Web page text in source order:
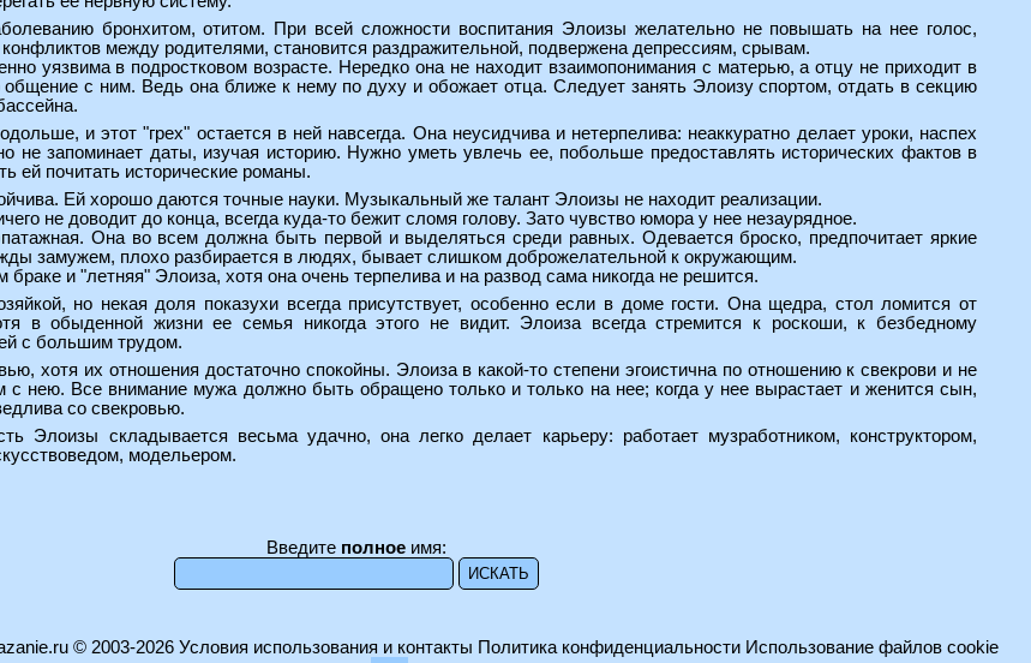
бронхитом, отитом. При всей сложности воспитания Элоизы желательно не повышать на нее голос,
между родителями, становится раздражительной, подвержена депрессиям, срывам.
уязвима в подростковом возрасте. Нередко она не находит взаимопонимания с матерью, а отцу не приходит в
общение с ним. Ведь она ближе к нему по духу и обожает отца. Следует занять Элоизу спортом, отдать в секцию
и этот "грех" остается в ней навсегда. Она неусидчива и нетерпелива: неаккуратно делает уроки, наспех
не запоминает даты, изучая историю. Нужно уметь увлечь ее, побольше предоставлять исторических фактов в
ей почитать исторические романы.
Ей хорошо даются точные науки. Музыкальный же талант Элоизы не находит реализации.
не доводит до конца, всегда куда-то бежит сломя голову. Зато чувство юмора у нее незаурядное.
Она во всем должна быть первой и выделяться среди равных. Одевается броско, предпочитает яркие
замужем, плохо разбирается в людях, бывает слишком доброжелательной к окружающим.
и "летняя" Элоиза, хотя она очень терпелива и на развод сама никогда не решится.
но некая доля показухи всегда присутствует, особенно если в доме гости. Она щедра, стол ломится от
в обыденной жизни ее семья никогда этого не видит. Элоиза всегда стремится к роскоши, к безбедному
с большим трудом.
хотя их отношения достаточно спокойны. Элоиза в какой-то степени эгоистична по отношению к свекрови и не
с нею. Все внимание мужа должно быть обращено только и только на нее; когда у нее вырастает и женится сын,
со свекровью.
Элоизы складывается весьма удачно, она легко делает карьеру: работает музработником, конструктором,
модельером.
Введите полное имя:
© 2003-2026 Условия использования и контакты Политика конфиденциальности Использование файлов cookie